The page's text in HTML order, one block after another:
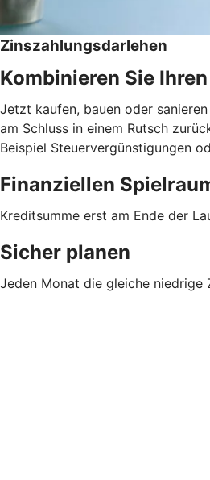
Zinszahlungsdarlehen
Kombinieren Sie
Jetzt kaufen, bauen oder
am Schluss in einem Rutsch
Beispiel Steuervergünstigungen
Finanziellen
Kreditsumme erst am Ende der
Sicher planen
Jeden Monat die gleiche niedrige